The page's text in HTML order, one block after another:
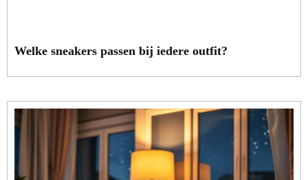
Welke sneakers passen bij iedere outfit?